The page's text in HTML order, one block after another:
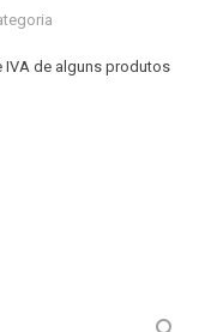
IVA de alguns produtos